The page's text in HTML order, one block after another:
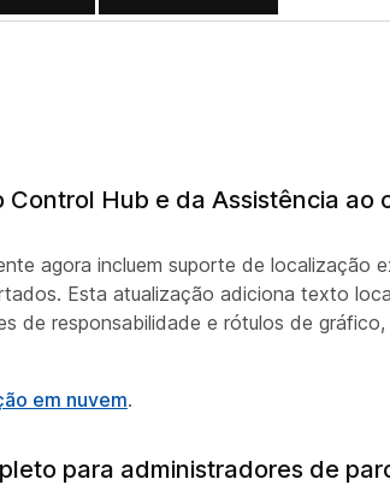
Hub e da Assistência ao
agora incluem suporte de
Esta atualização adiciona texto
de responsabilidade e rótulos de
em nuvem.
para administradores de